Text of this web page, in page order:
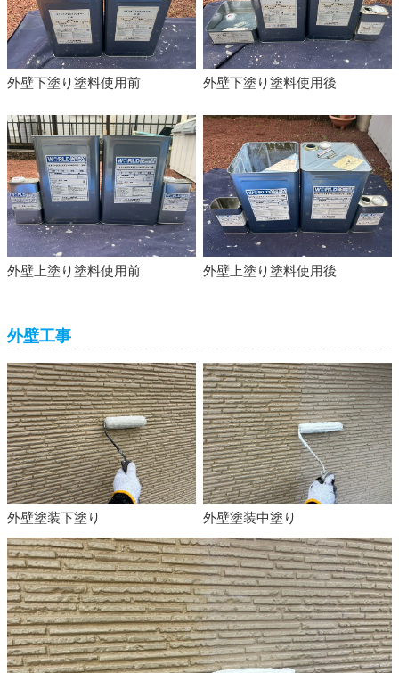
外壁下塗り塗料使用前 外壁下塗り塗料使用後
外壁上塗り塗料使用前 外壁上塗り塗料使用後
外壁工事
外壁塗装下塗り 外壁塗装中塗り